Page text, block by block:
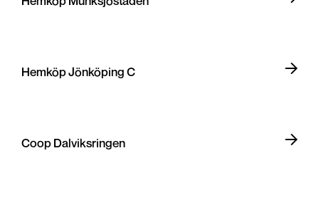
Hemköp Jönköping C
Coop Dalviksringen